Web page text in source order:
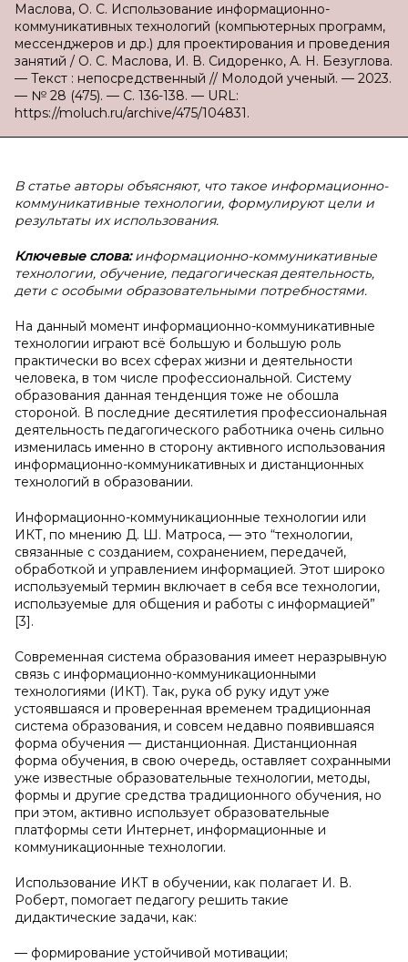
Маслова, О. С. Использование информационно-
коммуникативных технологий (компьютерных программ,
мессенджеров и др.) для проектирования и проведения
занятий / О. С. Маслова, И. В. Сидоренко, А. Н. Безуглова.
— Текст : непосредственный // Молодой ученый. — 2023.
— № 28 (475). — С. 136-138. — URL:
https://moluch.ru/archive/475/104831.
В статье авторы объясняют, что такое информационно-
коммуникативные технологии, формулируют цели и
результаты их использования.
Ключевые слова:информационно-коммуникативные
технологии, обучение, педагогическая деятельность,
дети с особыми образовательными потребностями.
На данный момент информационно-коммуникативные
технологии играют всё большую и большую роль
практически во всех сферах жизни и деятельности
человека, в том числе профессиональной. Систему
образования данная тенденция тоже не обошла
стороной. В последние десятилетия профессиональная
деятельность педагогического работника очень сильно
изменилась именно в сторону активного использования
информационно-коммуникативных и дистанционных
технологий в образовании.
Информационно-коммуникационные технологии или
ИКТ, по мнению Д. Ш. Матроса, — это “технологии,
связанные с созданием, сохранением, передачей,
обработкой и управлением информацией. Этот широко
используемый термин включает в себя все технологии,
используемые для общения и работы с информацией”
[3].
Современная система образования имеет неразрывную
связь с информационно-коммуникационными
технологиями (ИКТ). Так, рука об руку идут уже
устоявшаяся и проверенная временем традиционная
система образования, и совсем недавно появившаяся
форма обучения — дистанционная. Дистанционная
форма обучения, в свою очередь, оставляет сохранными
уже известные образовательные технологии, методы,
формы и другие средства традиционного обучения, но
при этом, активно использует образовательные
платформы сети Интернет, информационные и
коммуникационные технологии.
Использование ИКТ в обучении, как полагает И. В.
Роберт, помогает педагогу решить такие
дидактические задачи, как:
— формирование устойчивой мотивации;